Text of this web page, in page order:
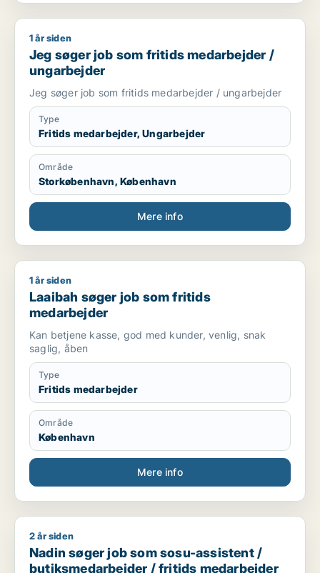
Jeg søger job som fritids medarbejder / ungarbejder
1 år siden
Jeg søger job som fritids medarbejder /
ungarbejder
Jeg søger job som fritids medarbejder / ungarbejder
Type
Fritids medarbejder, Ungarbejder
Område
Storkøbenhavn, København
Mere info
Laaibah søger job som fritids medarbejder
1 år siden
Laaibah søger job som fritids
medarbejder
Kan betjene kasse, god med kunder, venlig, snak
saglig, åben
Type
Fritids medarbejder
Område
København
Mere info
Nadin søger job som sosu-assistent / butiksmedarbejder /
2 år siden
Nadin søger job som sosu-assistent /
butiksmedarbejder / fritids medarbejder